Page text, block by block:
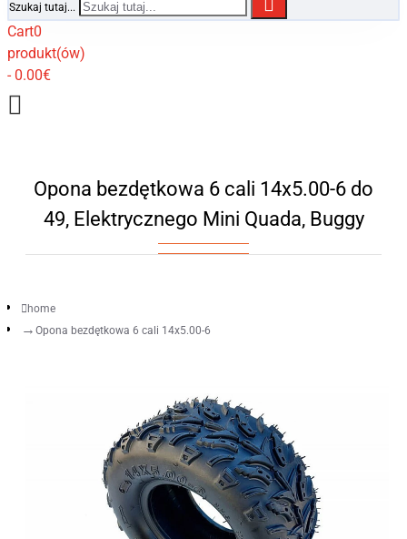
Szukaj tutaj...
Cart0
produkt(ów)
- 0.00€
Opona bezdętkowa 6 cali 14x5.00-6 do
49, Elektrycznego Mini Quada, Buggy
home
Opona bezdętkowa 6 cali 14x5.00-6